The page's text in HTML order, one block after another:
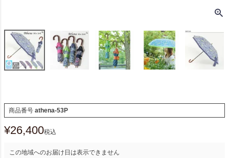
商品番号 athena-53P
¥26,400税込
この地域へのお届け日は表示できません